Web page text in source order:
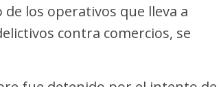
los operativos que lleva a
contra comercios, se